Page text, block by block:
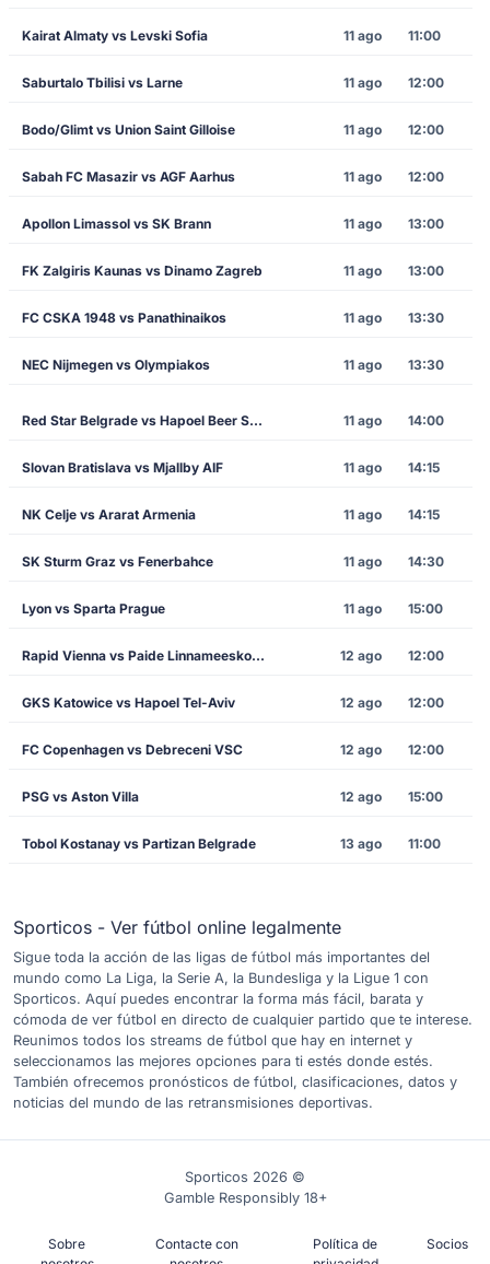
Kairat Almaty vs Levski Sofia 11 ago 11:00
Saburtalo Tbilisi vs Larne 11 ago 12:00
Bodo/Glimt vs Union Saint Gilloise 11 ago 12:00
Sabah FC Masazir vs AGF Aarhus 11 ago 12:00
Apollon Limassol vs SK Brann 11 ago 13:00
FK Zalgiris Kaunas vs Dinamo Zagreb 11 ago 13:00
FC CSKA 1948 vs Panathinaikos 11 ago 13:30
NEC Nijmegen vs Olympiakos 11 ago 13:30
Red Star Belgrade vs Hapoel Beer Sheva 11 ago 14:00
Slovan Bratislava vs Mjallby AIF 11 ago 14:15
NK Celje vs Ararat Armenia 11 ago 14:15
SK Sturm Graz vs Fenerbahce 11 ago 14:30
Lyon vs Sparta Prague 11 ago 15:00
Rapid Vienna vs Paide Linnameeskond 12 ago 12:00
GKS Katowice vs Hapoel Tel-Aviv 12 ago 12:00
FC Copenhagen vs Debreceni VSC 12 ago 12:00
PSG vs Aston Villa 12 ago 15:00
Tobol Kostanay vs Partizan Belgrade 13 ago 11:00
Sporticos - Ver fútbol online legalmente
Sigue toda la acción de las ligas de fútbol más importantes del
mundo como La Liga, la Serie A, la Bundesliga y la Ligue 1 con
Sporticos. Aquí puedes encontrar la forma más fácil, barata y
cómoda de ver fútbol en directo de cualquier partido que te interese.
Reunimos todos los streams de fútbol que hay en internet y
seleccionamos las mejores opciones para ti estés donde estés.
También ofrecemos pronósticos de fútbol, clasificaciones, datos y
noticias del mundo de las retransmisiones deportivas.
Sporticos 2026 ©
Gamble Responsibly 18+
Sobre
Contacte con
Política de
Socios